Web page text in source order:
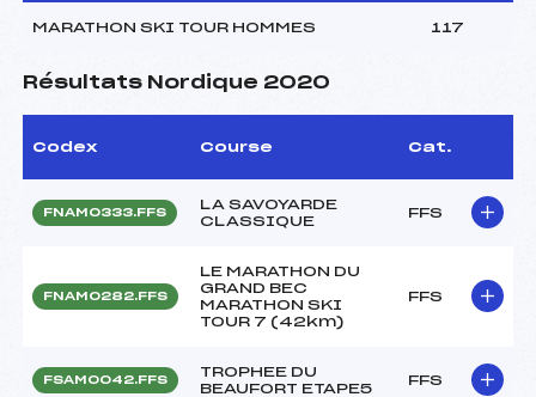
MARATHON SKI TOUR HOMMES 117
Résultats Nordique 2020
Codex Course Cat.
FNAM0333.FFS
LA SAVOYARDE
CLASSIQUE
FFS
FNAM0282.FFS
LE MARATHON DU
GRAND BEC
MARATHON SKI
TOUR 7 (42km)
FFS
FSAM0042.FFS
TROPHEE DU
BEAUFORT ETAPE5
FFS